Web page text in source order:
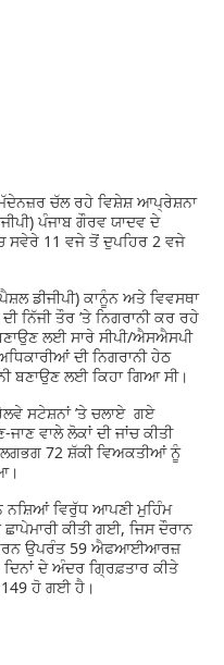
ਚੱਲ ਰਹੇ ਵਿਸ਼ੇਸ਼ ਆਪ੍ਰੇਸ਼ਨਾ
ਪੰਜਾਬ ਗੌਰਵ ਯਾਦਵ ਦੇ
ਸਵੇਰੇ 11 ਵਜੇ ਤੋਂ ਦੁਪਹਿਰ 2 ਵਜੇ
ਡੀਜੀਪੀ) ਕਾਨੂੰਨ ਅਤੇ ਵਿਵਸਥਾ
ਨਿੱਜੀ ਤੌਰ ’ਤੇ ਨਿਗਰਾਨੀ ਕਰ ਰਹੇ
ਲਈ ਸਾਰੇ ਸੀਪੀ/ਐਸਐਸਪੀ
ਦੀ ਨਿਗਰਾਨੀ ਹੇਠ
ਬਣਾਉਣ ਲਈ ਕਿਹਾ ਗਿਆ ਸੀ।
ਸਟੇਸ਼ਨਾਂ ’ਤੇ ਚਲਾਏ ਗਏ
ਵਾਲੇ ਲੋਕਾਂ ਦੀ ਜਾਂਚ ਕੀਤੀ
72 ਸ਼ੱਕੀ ਵਿਅਕਤੀਆਂ ਨੂੰ
ਨਸ਼ਿਆਂ ਵਿਰੁੱਧ ਆਪਣੀ ਮੁਹਿੰਮ
ਕੀਤੀ ਗਈ, ਜਿਸ ਦੌਰਾਨ
ਕਰਨ ਉਪਰੰਤ 59 ਐਫਆਈਆਰਜ਼
ਦੇ ਅੰਦਰ ਗ੍ਰਿਫ਼ਤਾਰ ਕੀਤੇ
ਹੋ ਗਈ ਹੈ।